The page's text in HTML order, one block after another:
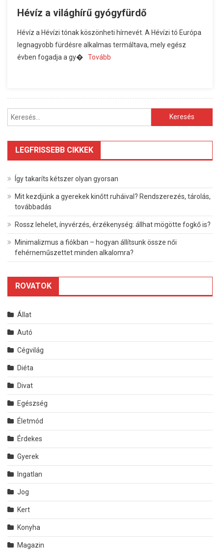
Hévíz a világhírű gyógyfürdő
Hévíz a Hévízi tónak köszönheti hírnevét. A Hévízi tó Európa
legnagyobb fürdésre alkalmas termáltava, mely egész
évben fogadja a gy�
Tovább
Keresés:
LEGFRISSEBB CIKKEK
Így takaríts kétszer olyan gyorsan
Mit kezdjünk a gyerekek kinőtt ruháival? Rendszerezés, tárolás,
továbbadás
Rossz lehelet, ínyvérzés, érzékenység: állhat mögötte fogkő is?
Minimalizmus a fiókban – hogyan állítsunk össze női
fehérneműszettet minden alkalomra?
ROVATOK
Állat
Autó
Cégvilág
Diéta
Divat
Egészség
Életmód
Érdekes
Gyerek
Ingatlan
Jog
Kert
Konyha
Magazin